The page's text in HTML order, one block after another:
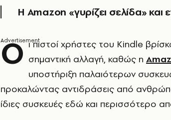
Η Amazon «γυρίζει σελίδα» και
Ο ι πιστοί χρήστες του Kindle
σημαντική αλλαγή, καθώς η
υποστήριξη παλαιότερων
προκαλώντας αντιδράσεις από
ίδιες συσκευές εδώ και περισσότερο